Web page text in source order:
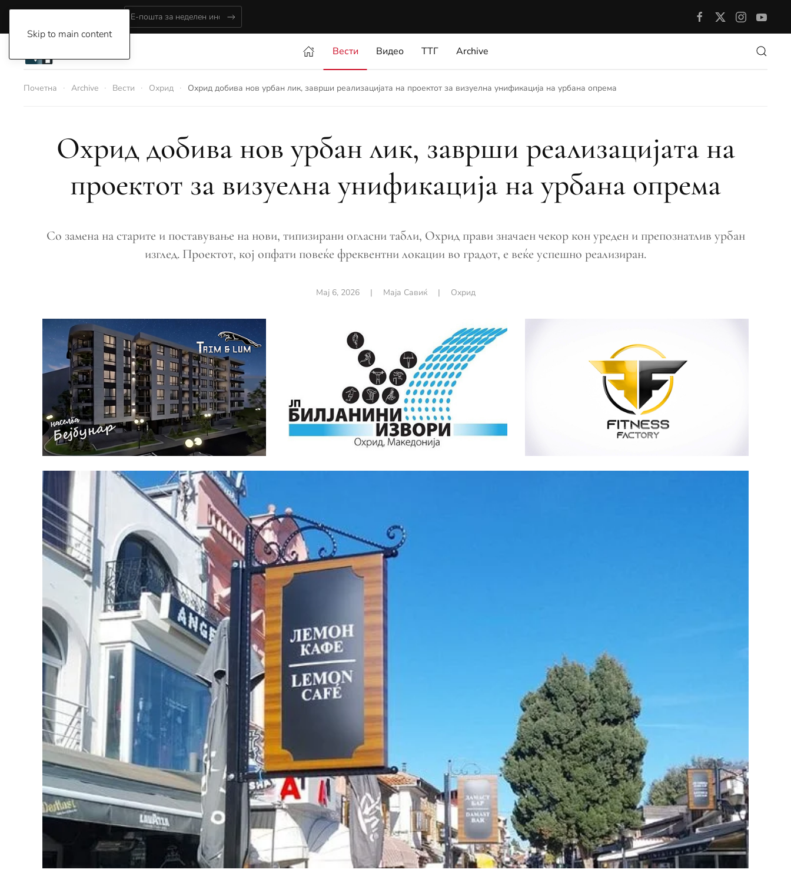
Skip to main content
Вести Видео ТТГ Archive
Почетна Archive Вести Охрид Охрид добива нов урбан лик, заврши реализацијата на проектот за визуелна унификација на урбана опрема
Охрид добива нов урбан лик, заврши реализацијата на
проектот за визуелна унификација на урбана опрема
Со замена на старите и поставување на нови, типизирани огласни табли, Охрид прави значаен чекор кон уреден и препознатлив урбан
изглед. Проектот, кој опфати повеќе фреквентни локации во градот, е веќе успешно реализиран.
Мај 6, 2026| Маја Савиќ| Охрид